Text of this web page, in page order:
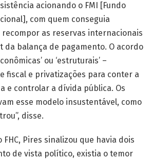
acionando o FMI [Fundo
com quem conseguia
as reservas internacionais
da balança de pagamento. O acordo
ou ‘estruturais’ –
fiscal e privatizações para conter a
e controlar a dívida pública. Os
esse modelo insustentável, como
disse.
Pires sinalizou que havia dois
de vista político, existia o temor